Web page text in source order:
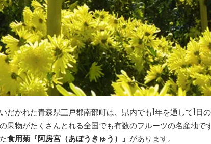
だかれた青森県三戸郡南部町は、県内でも1年を通して1日
果物がたくさんとれる全国でも有数のフルーツの名産地
食用菊『阿房宮（あぼうきゅう）』 があります。